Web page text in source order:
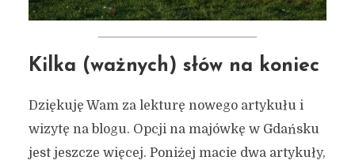
Kilka (ważnych) słów na koniec
Dziękuję Wam za lekturę nowego artykułu i
wizytę na blogu. Opcji na majówkę w Gdańsku
jest jeszcze więcej. Poniżej macie dwa artykuły,